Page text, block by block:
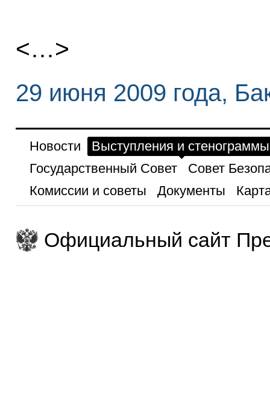
<…>
29 июня 2009 года,
Новости
Выступления и стенограммы
Государственный Совет
Совет
Комиссии и советы
Документы
Официальный сайт